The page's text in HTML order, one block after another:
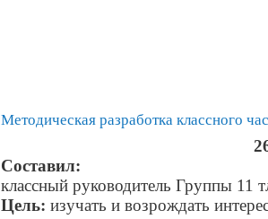
Методическая разработка классного
Составил:
классный руководитель Группы 11
Цель: изучать и возрождать